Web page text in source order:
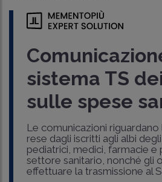
sistema TS
sulle spese
Le comunicazioni
rese dagli iscritti agli albi
pediatrici, medici, farmacie e
settore sanitario, nonché gli
effettuare la trasmissione al